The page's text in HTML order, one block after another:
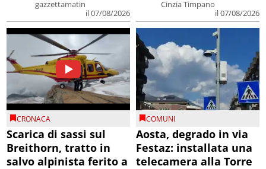
gazzettamatin
il 07/08/2026
Cinzia Timpano
il 07/08/2026
CRONACA
Scarica di sassi sul
Breithorn, tratto in
salvo alpinista ferito a
COMUNI
Aosta, degrado in via
Festaz: installata una
telecamera alla Torre